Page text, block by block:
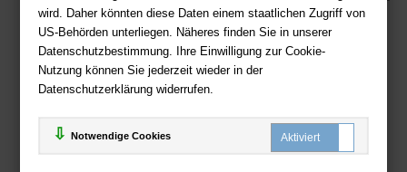
wird. Daher könnten diese Daten einem staatlichen Zugriff von
US-Behörden unterliegen. Näheres finden Sie in unserer
Datenschutzbestimmung. Ihre Einwilligung zur Cookie-
Nutzung können Sie jederzeit wieder in der
Datenschutzerklärung widerrufen.
Notwendige Cookies
Zahlweisen